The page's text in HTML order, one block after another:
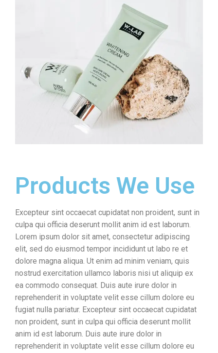
Products We Use
Excepteur sint occaecat cupidatat non proident, sunt in
culpa qui officia deserunt mollit anim id est laborum.
Lorem ipsum dolor sit amet, consectetur adipiscing
elit, sed do eiusmod tempor incididunt ut labo re et
dolore magna aliqua. Ut enim ad minim veniam, quis
nostrud exercitation ullamco laboris nisi ut aliquip ex
ea commodo consequat. Duis aute irure dolor in
reprehenderit in voluptate velit esse cillum dolore eu
fugiat nulla pariatur. Excepteur sint occaecat cupidatat
non proident, sunt in culpa qui officia deserunt mollit
anim id est laborum. Duis aute irure dolor in
reprehenderit in voluptate velit esse cillum dolore eu